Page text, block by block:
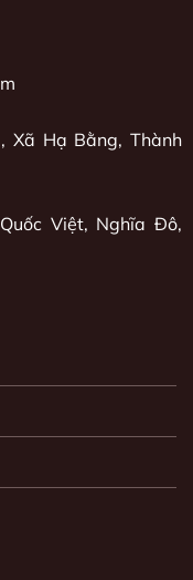
Xã Hạ Bằng, Thành
Việt, Nghĩa Đô,